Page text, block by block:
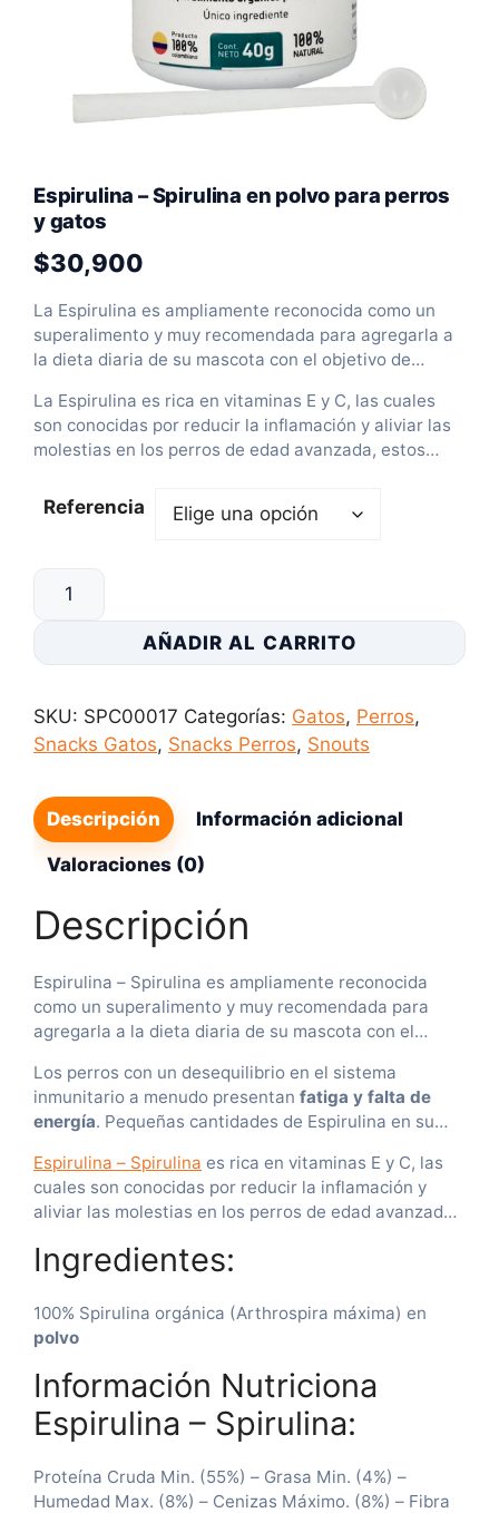
Espirulina – Spirulina en polvo para perros
y gatos
$30,900
La Espirulina es ampliamente reconocida como un
superalimento y muy recomendada para agregarla a
la dieta diaria de su mascota con el objetivo de
mascota. La razón de esto es la excelente fuente de
proteínas, vitaminas B y ácidos grasos esenciales
que estimulan el sistema inmunológico de su
La Espirulina es rica en vitaminas E y C, las cuales
son conocidas por reducir la inflamación y aliviar las
molestias en los perros de edad avanzada, estos
Dado que la espirulina está llena de antioxidantes, es
beneficiosa para los perros con alergias, cáncer y
Referencia
Espirulina
Spirulina
en
para
perros
gatos
cantidad
AÑADIR AL CARRITO
SKU: SPC00017 Categorías: Gatos, Perros,
Snacks Gatos, Snacks Perros, Snouts
Descripción Información adicional
Valoraciones (0)
Descripción
Espirulina – Spirulina es ampliamente reconocida
como un superalimento y muy recomendada para
agregarla a la dieta diaria de su mascota con el
de su mascota. La razón de esto es la excelente
fuente de proteínas, vitaminas B y ácidos grasos
esenciales que estimulan el sistema inmunológico de
su mascota.
Los perros con un desequilibrio en el sistema
inmunitario a menudo presentan fatiga y falta de
energía. Pequeñas cantidades de Espirulina en su
energía metabólica y produciendo más vitalidad,
salud y aprovechamiento de nutrientes.
Espirulina – Spirulina es rica en vitaminas E y C, las
cuales son conocidas por reducir la inflamación y
aliviar las molestias en los perros de edad avanzada,
celular. Dado que la espirulina está llena de
antioxidantes, es beneficiosa para los perros con
alergias, cáncer y enfermedades cardíacas.
Ingredientes:
100% Spirulina orgánica (Arthrospira máxima) en
polvo
Información Nutriciona
Espirulina – Spirulina:
Proteína Cruda Min. (55%) – Grasa Min. (4%) –
Humedad Max. (8%) – Cenizas Máximo. (8%) – Fibra